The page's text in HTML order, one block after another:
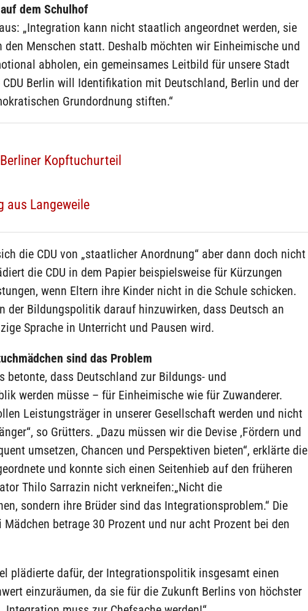
dem Schulhof
„Integration kann nicht staatlich angeordnet werden, sie
den Menschen statt. Deshalb möchten wir Einheimische und
abholen, ein gemeinsames Leitbild für unsere Stadt
Berlin will Identifikation mit Deutschland, Berlin und der
Grundordnung stiften.“
Kopftuchurteil
aus Langeweile
die CDU von „staatlicher Anordnung“ aber dann doch nicht
die CDU in dem Papier beispielsweise für Kürzungen
wenn Eltern ihre Kinder nicht in die Schule schicken.
der Bildungspolitik darauf hinzuwirken, dass Deutsch an
Sprache in Unterricht und Pausen wird.
sind das Problem
betonte, dass Deutschland zur Bildungs- und
werden müsse – für Einheimische wie für Zuwanderer.
Leistungsträger in unserer Gesellschaft werden und nicht
so Grütters. „Dazu müssen wir die Devise ‚Fördern und
umsetzen, Chancen und Perspektiven bieten“, erklärte die
und konnte sich einen Seitenhieb auf den früheren
Thilo Sarrazin nicht verkneifen:„Nicht die
sondern ihre Brüder sind das Integrationsproblem.“ Die
betrage 30 Prozent und nur acht Prozent bei den
plädierte dafür, der Integrationspolitik insgesamt einen
einzuräumen, da sie für die Zukunft Berlins von höchster